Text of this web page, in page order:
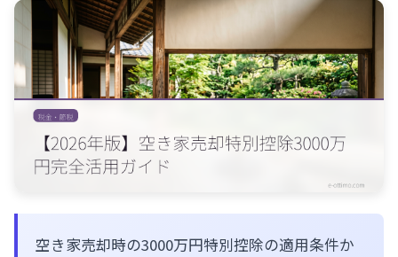
会社概要
LINE相談
無料相談
空き家売却時の3000万円特別控除の適用条件か